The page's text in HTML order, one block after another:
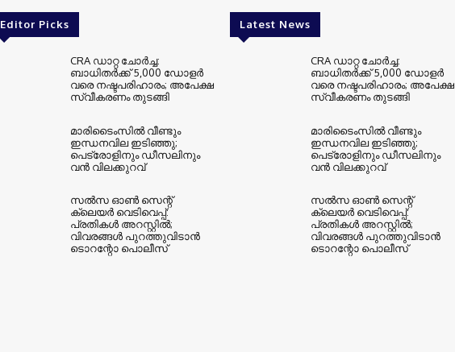
Editor Picks
CRA ഡാറ്റ ചോർച്ച:
ബാധിതർക്ക് 5,000 ഡോളർ
വരെ നഷ്ടപരിഹാരം; അപേക്ഷ
സ്വീകരണം തുടങ്ങി
മാരിടൈംസിൽ വീണ്ടും
ഇന്ധനവില ഇടിഞ്ഞു;
പെട്രോളിനും ഡീസലിനും
വൻ വിലക്കുറവ്
സൽസ ഓൺ സെന്റ്
ക്ലെയർ വെടിവെപ്പ്:
പ്രതികൾ അറസ്റ്റിൽ;
വിവരങ്ങൾ പുറത്തുവിടാൻ
ടൊറന്റോ പൊലീസ്
Latest News
CRA ഡാറ്റ ചോർച്ച:
ബാധിതർക്ക് 5,000 ഡോളർ
വരെ നഷ്ടപരിഹാരം; അപേക്ഷ
സ്വീകരണം തുടങ്ങി
മാരിടൈംസിൽ വീണ്ടും
ഇന്ധനവില ഇടിഞ്ഞു;
പെട്രോളിനും ഡീസലിനും
വൻ വിലക്കുറവ്
സൽസ ഓൺ സെന്റ്
ക്ലെയർ വെടിവെപ്പ്:
പ്രതികൾ അറസ്റ്റിൽ;
വിവരങ്ങൾ പുറത്തുവിടാൻ
ടൊറന്റോ പൊലീസ്